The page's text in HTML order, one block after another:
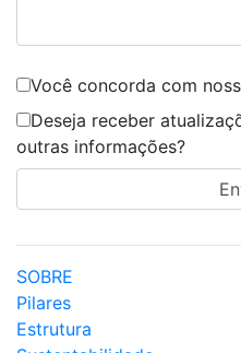
Você concorda com
Deseja receber
outras informações?
SOBRE
Pilares
Estrutura